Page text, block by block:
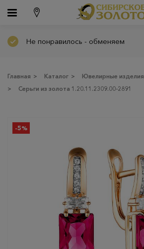
Не понравилось - обменяем
Главная > Каталог > Ювелирные изделия
>
Серьги из золота 1.20.11.2309.00-2891
-5%